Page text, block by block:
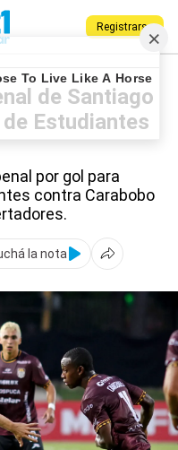
Registrarse
de Santiago
Estudiantes
por gol para
contra Carabobo
la nota